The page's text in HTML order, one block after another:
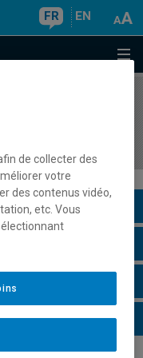
FR EN
de collecter des
votre
des contenus vidéo,
etc. Vous